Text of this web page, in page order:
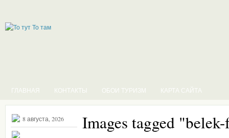
ГЛАВНАЯ КОНТАКТЫ ОБОИ ТУРИЗМ КАРТА САЙТА
8 августа, 2026 Images tagged